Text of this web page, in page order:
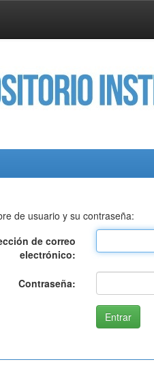
de usuario y su contraseña:
de correo
electrónico:
Contraseña: